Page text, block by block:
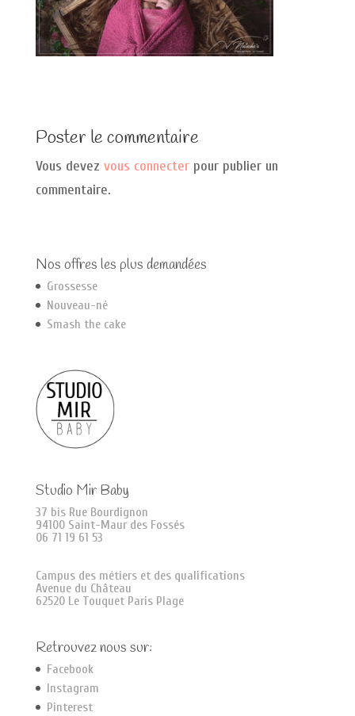
Poster le commentaire
Vous devez vous connecterpour publier un
commentaire.
Nos offres les plus demandées
Grossesse
Nouveau-né
Smash the cake
Studio Mir Baby
37 bis Rue Bourdignon
94100 Saint-Maur des Fossés
06 71 19 61 53
Campus des métiers et des qualifications
Avenue du Château
62520 Le Touquet Paris Plage
Retrouvez nous sur:
Facebook
Instagram
Pinterest